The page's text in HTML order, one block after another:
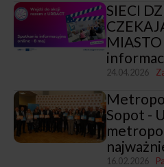
SIECI
24.04.2026
Sopot -
16.02.2026